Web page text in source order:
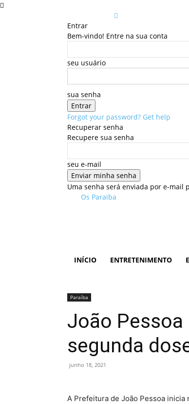
Entrar
Bem-vindo! Entre na sua conta
seu usuário
sua senha
Forgot your password? Get help
Recuperar senha
Recupere sua senha
seu e-mail
Uma senha será enviada por e-mail
Os Paraiba
INÍCIO ENTRETENIMENTO
Paraíba
João
segunda
junho 18, 2021
A Prefeitura de João Pessoa inicia